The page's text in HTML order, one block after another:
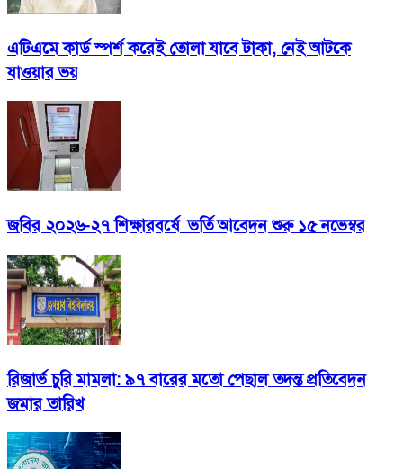
এটিএমে কার্ড স্পর্শ করেই তোলা যাবে টাকা, নেই আটকে
যাওয়ার ভয়
জবির ২০২৬-২৭ শিক্ষারবর্ষে ভর্তি আবেদন শুরু ১৫ নভেম্বর
রিজার্ভ চুরি মামলা: ৯৭ বারের মতো পেছাল তদন্ত প্রতিবেদন
জমার তারিখ